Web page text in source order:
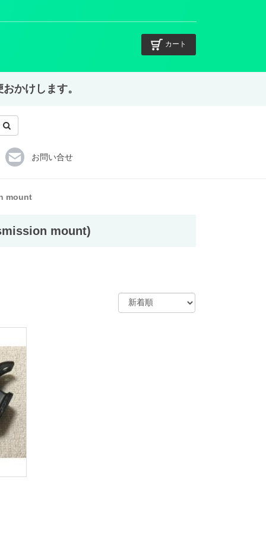
カート
かけします。
お問い合せ
mount
mount)